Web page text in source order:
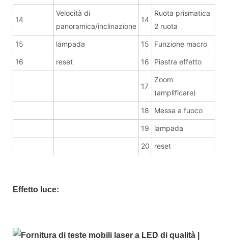
14
Velocità di
panoramica/inclinazione
14
Ruota prismatica
2 ruota
15 lampada 15 Funzione macro
16 reset 16 Piastra effetto
17
Zoom
(amplificare)
18 Messa a fuoco
19 lampada
20 reset
Effetto luce: